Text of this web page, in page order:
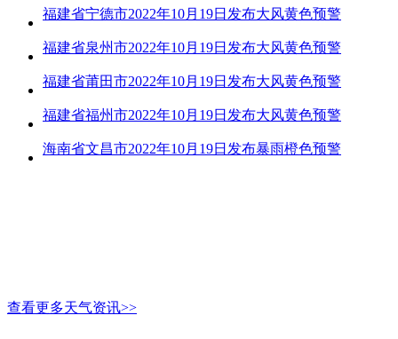
福建省宁德市2022年10月19日发布大风黄色预警
福建省泉州市2022年10月19日发布大风黄色预警
福建省莆田市2022年10月19日发布大风黄色预警
福建省福州市2022年10月19日发布大风黄色预警
海南省文昌市2022年10月19日发布暴雨橙色预警
查看更多天气资讯>>